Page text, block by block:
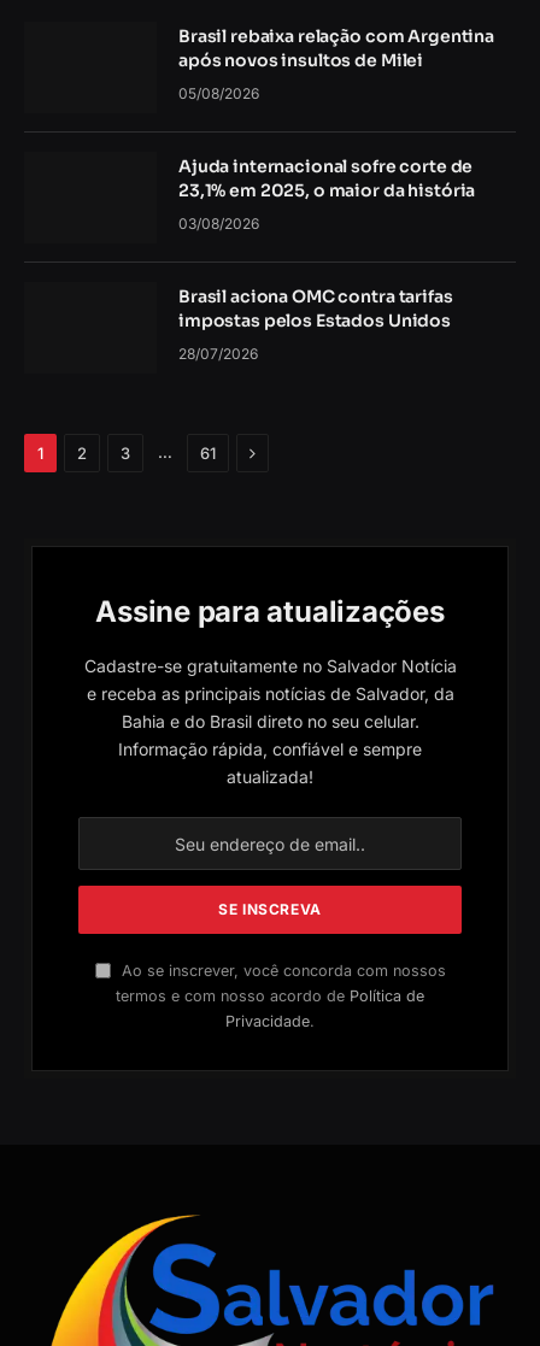
Brasil rebaixa relação com Argentina
após novos insultos de Milei
05/08/2026
Ajuda internacional sofre corte de
23,1% em 2025, o maior da história
03/08/2026
Brasil aciona OMC contra tarifas
impostas pelos Estados Unidos
28/07/2026
1 2 3 … 61 Próximo
Assine para atualizações
Cadastre-se gratuitamente no Salvador Notícia
e receba as principais notícias de Salvador, da
Bahia e do Brasil direto no seu celular.
Informação rápida, confiável e sempre
atualizada!
Ao se inscrever, você concorda com nossos
termos e com nosso acordo de Política de
Privacidade.